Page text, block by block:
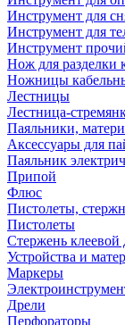
Инструмент для
Инструмент для
Инструмент
Нож для разделки
Ножницы
Лестницы
Лестница-
Паяльники,
Аксессуары для
Паяльник
Припой
Флюс
Пистолеты,
Пистолеты
Стержень клеевой
Устройства и
Маркеры
Дрели
Перфораторы